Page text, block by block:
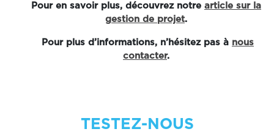
Pour en savoir plus, découvrez notre article sur la
gestion de projet.
Pour plus d’informations, n’hésitez pas à nous
contacter.
TESTEZ-NOUS